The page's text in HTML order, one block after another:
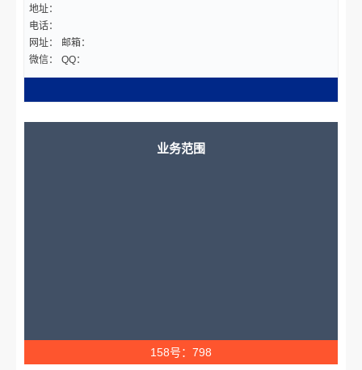
地址：
电话：
网址：
邮箱：
微信：
QQ：
业务范围
158号：798